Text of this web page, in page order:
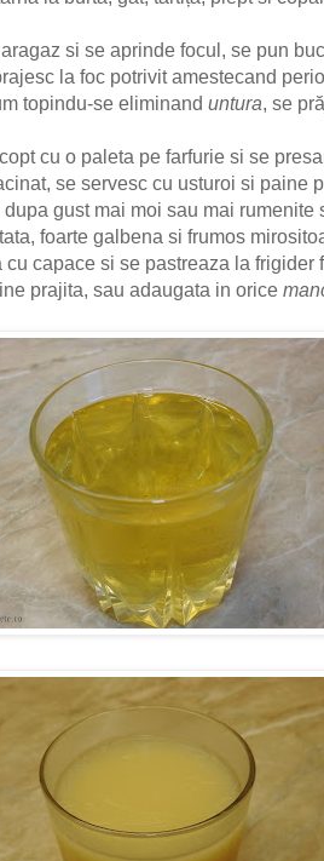
si se aprinde focul, se pun
la foc potrivit amestecand
topindu-se eliminand untura, se
cu o paleta pe farfurie si se
se servesc cu usturoi si paine
gust mai moi sau mai rumenite
foarte galbena si frumos
cu capace si se pastreaza la frigider
prajita, sau adaugata in orice